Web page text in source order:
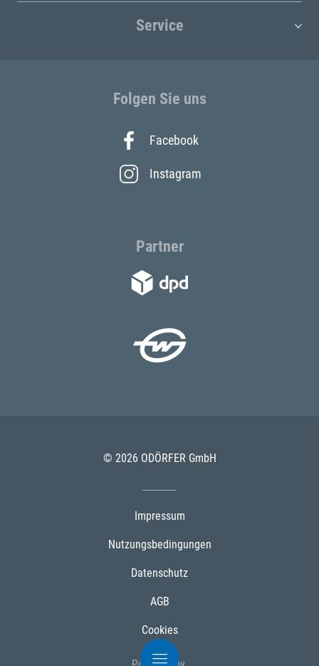
Service
Folgen Sie uns
Facebook
Instagram
Partner
© 2026 ODÖRFER GmbH
Impressum
Nutzungsbedingungen
Datenschutz
AGB
Cookies